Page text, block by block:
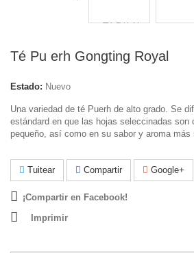
Té Pu erh Gongting Royal
Estado: Nuevo
Una variedad de té Puerh de alto grado. Se
estándard en que las hojas seleccinadas son
pequeño, así como en su sabor y aroma más
Tuitear Compartir Google+
¡Compartir en Facebook!
Imprimir